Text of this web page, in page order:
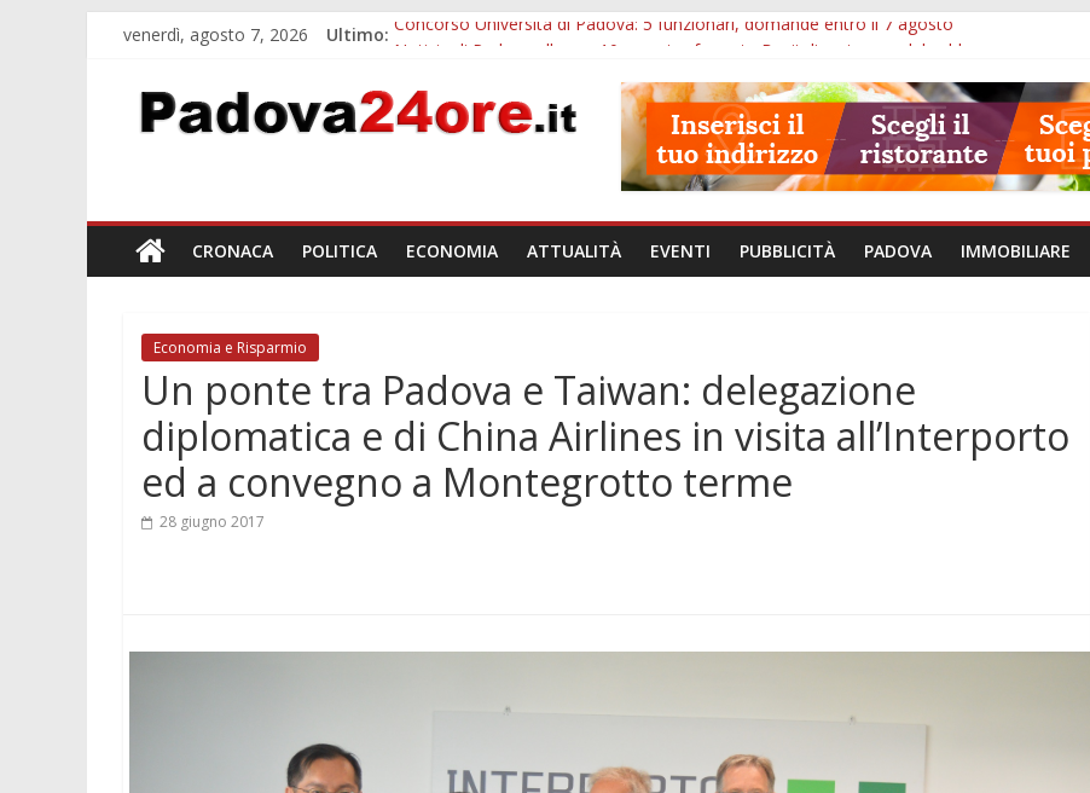
venerdì, agosto 7, 2026 Ultimo: Concorso Università di Padova: 5 funzionari, domande entro il 7 agosto
Slow Looking agli Eremitani: un’ora per osservare davvero un’opera
Notizie di Padova alle ore 21: lavoratore morto, credito sul gasolio e IA nei Comuni
Orto Botanico Padova: visite ed escursioni fino a settembre
CRONACA POLITICA ECONOMIA ATTUALITÀ EVENTI PUBBLICITÀ PADOVA IMMOBILIARE
Economia e Risparmio
Un ponte tra Padova e Taiwan: delegazione
diplomatica e di China Airlines in visita all’Interporto
ed a convegno a Montegrotto terme
28 giugno 2017